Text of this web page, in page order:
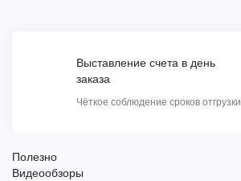
Выставление счета в день
заказа
Чёткое соблюдение сроков отгрузки
Полезно
Видеообзоры